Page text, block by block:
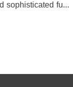
sophisticated fuel
by choosing
parts you need